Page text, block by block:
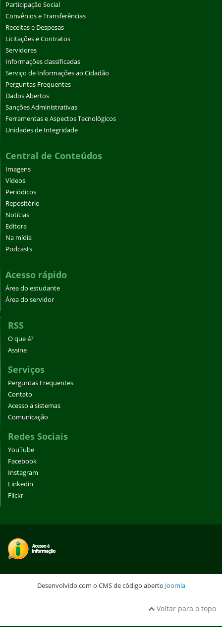
Participação Social
Convênios e Transferências
Receitas e Despesas
Licitações e Contratos
Servidores
Informações classificadas
Serviço de Informações ao Cidadão
Perguntas Frequentes
Dados Abertos
Sanções Administrativas
Ferramentas e Aspectos Tecnológicos
Unidades de Integridade
Central de Conteúdos
Imagens
Vídeos
Periódicos
Repositório
Notícias
Editora
Na mídia
Podcasts
Acesso rápido
Área do estudante
Área do servidor
RSS
O que é?
Assine
Serviços
Perguntas Frequentes
Contato
Acesso a sistemas
Comunicação
Redes Sociais
YouTube
Facebook
Instagram
Linkedin
Flickr
Desenvolvido com o CMS de código aberto Joomla
Voltar para o topo